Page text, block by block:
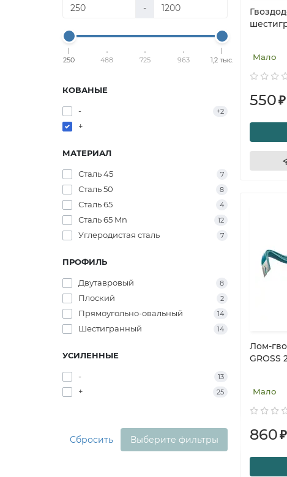
-
250 488 725 963 1,2 тыс.
КОВАНЫЕ
- +2
+
МАТЕРИАЛ
Сталь 45 7
Сталь 50 8
Сталь 65 4
Сталь 65 Mn 12
Углеродистая сталь 7
ПРОФИЛЬ
Двутавровый 8
Плоский 2
Прямоугольно-овальный 14
Шестигранный 14
УСИЛЕННЫЕ
- 13
+ 25
Сбросить Выберите фильтры
Мало
550₽
Лом-
GROSS
Мало
860₽